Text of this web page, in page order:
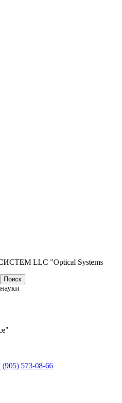
LLC "Optical Systems
Поиск
573-08-66